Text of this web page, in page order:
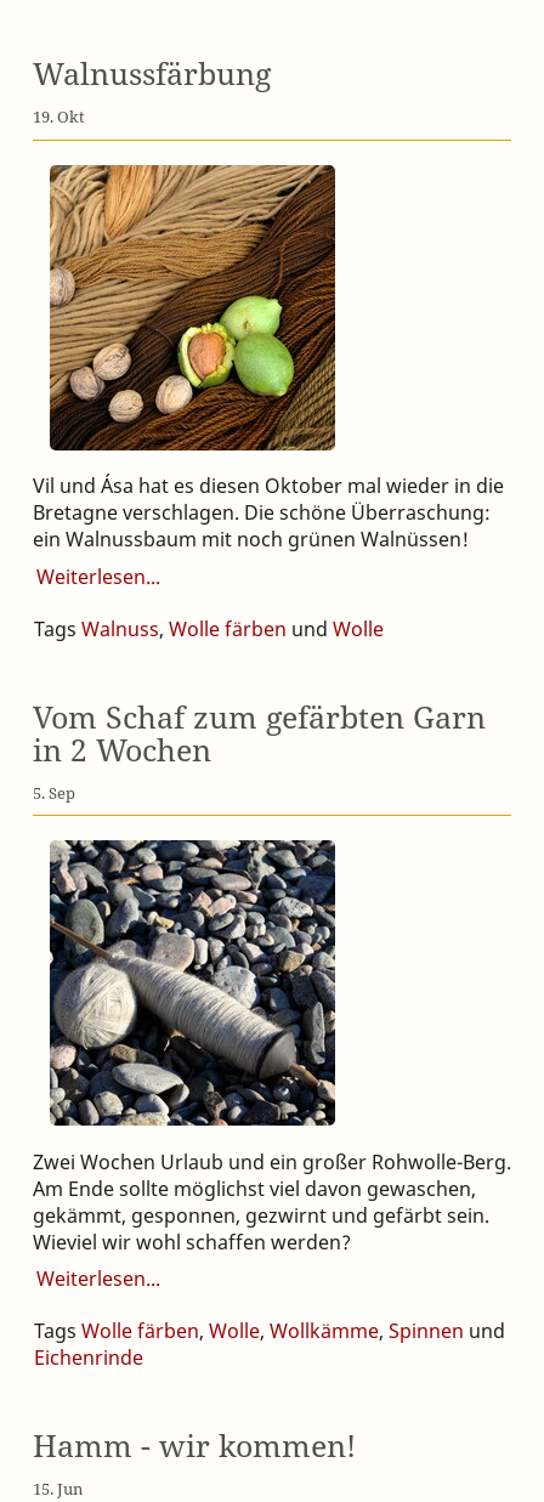
Walnussfärbung
19. Okt
Vil und Ása hat es diesen Oktober mal wieder in die
Bretagne verschlagen. Die schöne Überraschung:
ein Walnussbaum mit noch grünen Walnüssen!
Weiterlesen
Tags Walnuss, Wolle färben und Wolle
Vom Schaf zum gefärbten Garn
in 2 Wochen
5. Sep
Zwei Wochen Urlaub und ein großer Rohwolle-Berg.
Am Ende sollte möglichst viel davon gewaschen,
gekämmt, gesponnen, gezwirnt und gefärbt sein.
Wieviel wir wohl schaffen werden?
Weiterlesen
Tags Wolle färben, Wolle, Wollkämme, Spinnen und
Eichenrinde
Hamm - wir kommen!
15. Jun